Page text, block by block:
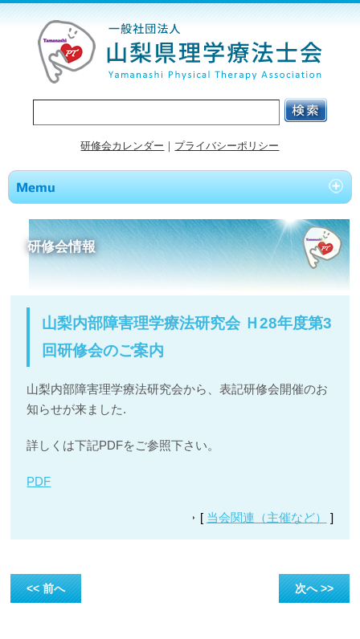
研修会カレンダー ｜ プライバシーポリシー
研修会情報
山梨内部障害理学療法研究会 Ｈ28年度第3
回研修会のご案内
山梨内部障害理学療法研究会から、表記研修会開催のお
知らせが来ました.
詳しくは下記PDFをご参照下さい。
PDF
[ 当会関連（主催など） ]
<< 前へ 次へ >>